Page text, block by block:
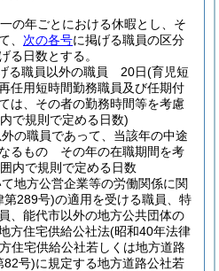
の年ごとにおける休暇とし、そ
、 次の各号に掲げる職員の区分
る日数とする。
る職員以外の職員 20日(育児短
任用短時間勤務職員及び任期付
は、その者の勤務時間等を考慮
で規則で定める日数)
の職員であって、当該年の中途
るもの その年の在職期間を考
内で規則で定める日数
地方公営企業等の労働関係に関
第289号)の適用を受ける職員、特
、能代市以外の地方公共団体の
方住宅供給公社法(昭和40年法律
住宅供給公社若しくは地方道路
82号)に規定する地方道路公社若